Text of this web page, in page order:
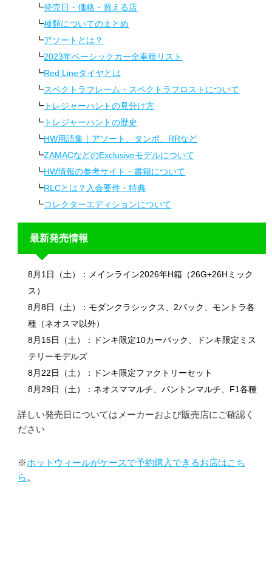
発売日・価格・買える店
種類についてのまとめ
アソートとは？
2023年ベーシックカー全車種リスト
Red Lineタイヤとは
スペクトラフレーム・スペクトラフロストについて
トレジャーハントの見分け方
トレジャーハントの歴史
HW用語集｜アソート、タンポ、RRなど
ZAMACなどのExclusiveモデルについて
HW情報の参考サイト・書籍について
RLCとは？入会要件・特典
コレクターエディションについて
最新発売情報
8月1日（土）：メインライン2026年H箱（26G+26Hミック
ス）
8月8日（土）：モダンクラシックス、2パック、モントラ各
種（ネオスマ以外）
8月15日（土）：ドンキ限定10カーパック、ドンキ限定ミス
テリーモデルズ
8月22日（土）：ドンキ限定ファクトリーセット
8月29日（土）：ネオスママルチ、パントンマルチ、F1各種
詳しい発売日についてはメーカーおよび販売店にご確認く
ださい
※ホットウィールがケースで予約購入できるお店はこち
ら 。